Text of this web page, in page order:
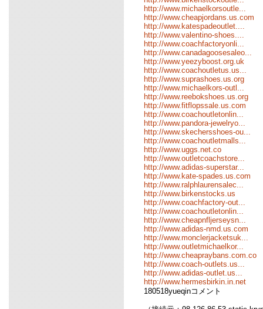
http://www.michaelkorsoutle...
http://www.cheapjordans.us.com
http://www.katespadeoutlet....
http://www.valentino-shoes....
http://www.coachfactoryonli...
http://www.canadagoosesaleo...
http://www.yeezyboost.org.uk
http://www.coachoutletus.us...
http://www.suprashoes.us.org
http://www.michaelkors-outl...
http://www.reebokshoes.us.org
http://www.fitflopssale.us.com
http://www.coachoutletonlin...
http://www.pandora-jewelryo...
http://www.skechersshoes-ou...
http://www.coachoutletmalls...
http://www.uggs.net.co
http://www.outletcoachstore...
http://www.adidas-superstar...
http://www.kate-spades.us.com
http://www.ralphlaurensalec...
http://www.birkenstocks.us
http://www.coachfactory-out...
http://www.coachoutletonlin...
http://www.cheapnfljerseysn...
http://www.adidas-nmd.us.com
http://www.monclerjacketsuk...
http://www.outletmichaelkor...
http://www.cheapraybans.com.co
http://www.coach-outlets.us...
http://www.adidas-outlet.us...
http://www.hermesbirkin.in.net
180518yueqinコメント